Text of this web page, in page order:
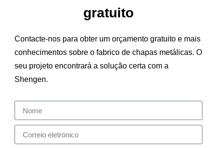
gratuito
Contacte-nos para obter um orçamento gratuito e mais
conhecimentos sobre o fabrico de chapas metálicas. O
seu projeto encontrará a solução certa com a
Shengen.